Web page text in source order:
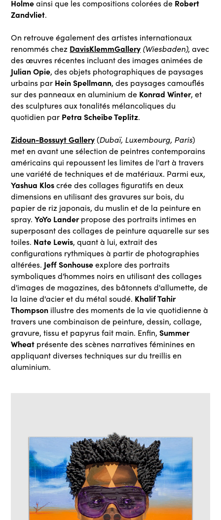
Holmeainsi que les compositions colorées de Robert
Zandvliet.
On retrouve également des artistes internationaux
renommés chez DavisKlemmGallery (Wiesbaden), avec
des œuvres récentes incluant des images animées de
Julian Opie, des objets photographiques de paysages
urbains par Hein Spellmann, des paysages camouflés
sur des panneaux en aluminium de Konrad Winter, et
des sculptures aux tonalités mélancoliques du
quotidien par Petra Scheibe Teplitz.
Zidoun-Bossuyt Gallery(Dubaï, Luxembourg, Paris)
met en avant une sélection de peintres contemporains
américains qui repoussent les limites de l'art à travers
une variété de techniques et de matériaux. Parmi eux,
Yashua Kloscrée des collages figuratifs en deux
dimensions en utilisant des gravures sur bois, du
papier de riz japonais, du muslin et de la peinture en
spray.YoYo Landerpropose des portraits intimes en
superposant des collages de peinture aquarelle sur ses
toiles. Nate Lewis, quant à lui, extrait des
configurations rythmiques à partir de photographies
altérées. Jeff Sonhouseexplore des portraits
symboliques d'hommes noirs en utilisant des collages
d'images de magazines, des bâtonnets d'allumette, de
la laine d'acier et du métal soudé. Khalif Tahir
Thompson illustre des moments de la vie quotidienne à
travers une combinaison de peinture, dessin, collage,
gravure, tissu et papyrus fait main. Enfin,Summer
Wheat présente des scènes narratives féminines en
appliquant diverses techniques sur du treillis en
aluminium.